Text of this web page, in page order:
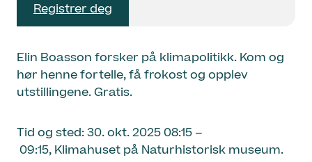
Registrer deg
Elin Boasson forsker på klimapolitikk. Kom og
hør henne fortelle, få frokost og opplev
utstillingene. Gratis.
Tid og sted: 30. okt. 2025 08:15 –
09:15, Klimahuset på Naturhistorisk museum.